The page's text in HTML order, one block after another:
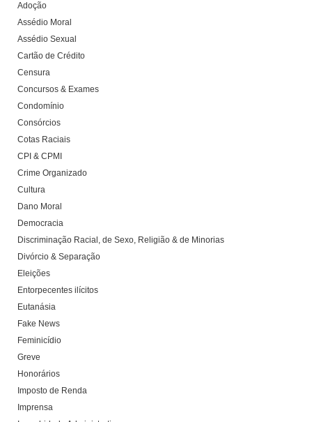
Adoção
Assédio Moral
Assédio Sexual
Cartão de Crédito
Censura
Concursos & Exames
Condomínio
Consórcios
Cotas Raciais
CPI & CPMI
Crime Organizado
Cultura
Dano Moral
Democracia
Discriminação Racial, de Sexo, Religião & de Minorias
Divórcio & Separação
Eleições
Entorpecentes ilícitos
Eutanásia
Fake News
Feminicídio
Greve
Honorários
Imposto de Renda
Imprensa